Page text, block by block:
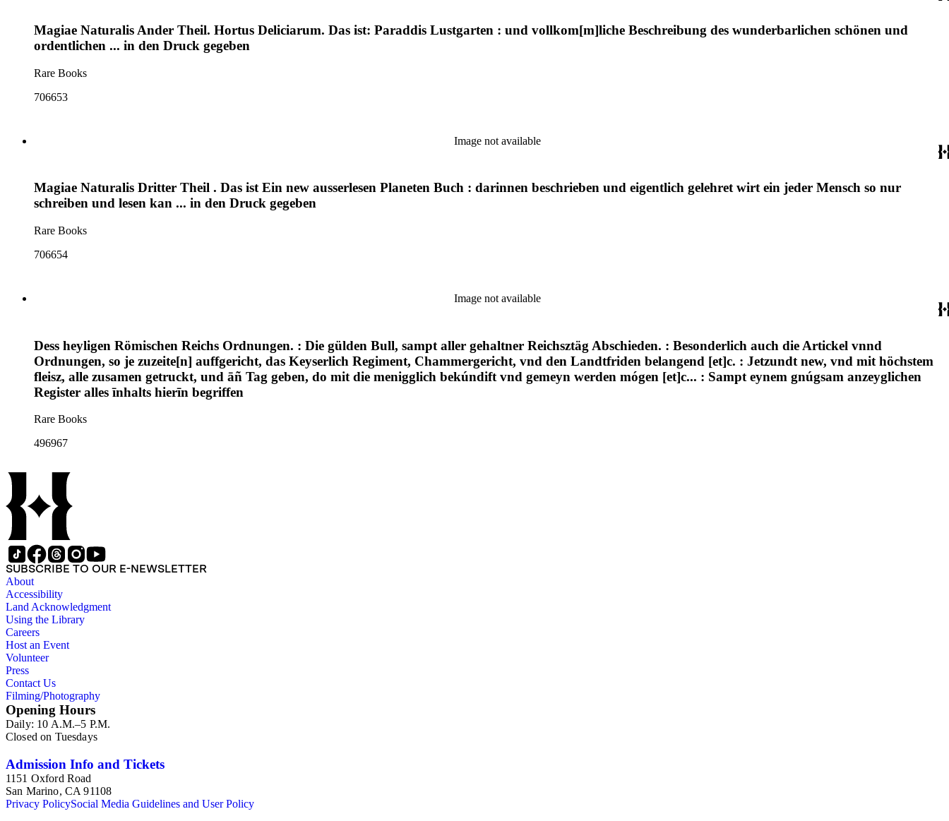
Magiae Naturalis Ander Theil. Hortus Deliciarum. Das ist: Paraddis Lustgarten : und vollkom[m]liche Beschreibung des wunderbarlichen schönen und
ordentlichen ... in den Druck gegeben
Rare Books
706653
Image not available
Magiae Naturalis Dritter Theil . Das ist Ein new ausserlesen Planeten Buch : darinnen beschrieben und eigentlich gelehret wirt ein jeder Mensch so nur
schreiben und lesen kan ... in den Druck gegeben
Rare Books
706654
Image not available
Dess heyligen Römischen Reichs Ordnungen. : Die gülden Bull, sampt aller gehaltner Reichsztäg Abschieden. : Besonderlich auch die Artickel vnnd
Ordnungen, so je zuzeite[n] auffgericht, das Keyserlich Regiment, Chammergericht, vnd den Landtfriden belangend [et]c. : Jetzundt new, vnd mit höchstem
fleisz, alle zusamen getruckt, und āñ Tag geben, do mit die menigglich bekúndift vnd gemeyn werden mógen [et]c... : Sampt eynem gnúgsam anzeyglichen
Register alles īnhalts hierīn begriffen
Rare Books
496967
SUBSCRIBE TO OUR E-NEWSLETTER
About
Accessibility
Land Acknowledgment
Using the Library
Careers
Host an Event
Volunteer
Press
Contact Us
Filming/Photography
Opening Hours
Daily: 10 A.M.–5 P.M.
Closed on Tuesdays
Admission Info and Tickets
1151 Oxford Road
San Marino, CA 91108
Privacy PolicySocial Media Guidelines and User Policy